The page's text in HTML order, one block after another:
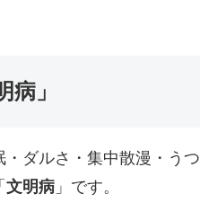
」
ダルさ・集中散漫・う
文明病 」です。